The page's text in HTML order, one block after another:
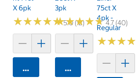
X 6pk
★★★★★
★★★★★5.0 (12)
카트에 담기
3pk
★★★★★
★★★★★4.7 (40)
카트에 담기
75ct X
4pk -
Regular
★★★★
★★★★